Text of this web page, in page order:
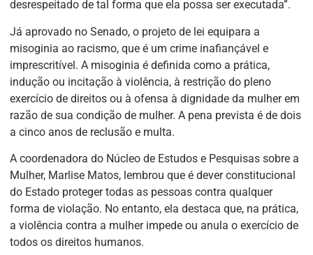
desrespeitado de tal forma que ela possa ser executada”.
Já aprovado no Senado, o projeto de lei equipara a
misoginia ao racismo, que é um crime inafiançável e
imprescritível. A misoginia é definida como a prática,
indução ou incitação à violência, à restrição do pleno
exercício de direitos ou à ofensa à dignidade da mulher em
razão de sua condição de mulher. A pena prevista é de dois
a cinco anos de reclusão e multa.
A coordenadora do Núcleo de Estudos e Pesquisas sobre a
Mulher, Marlise Matos, lembrou que é dever constitucional
do Estado proteger todas as pessoas contra qualquer
forma de violação. No entanto, ela destaca que, na prática,
a violência contra a mulher impede ou anula o exercício de
todos os direitos humanos.